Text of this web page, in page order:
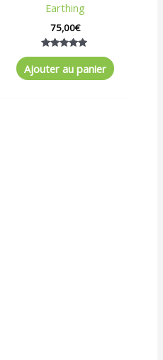
Earthing
75,00€
Note
sur 5
Ajouter au panier